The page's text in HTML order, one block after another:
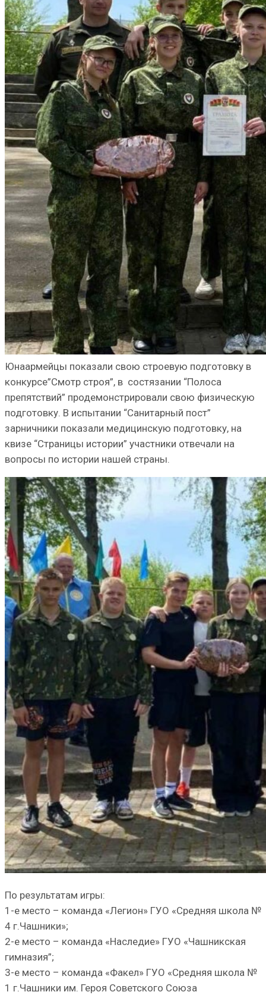
Юнаармейцы показали свою строевую подготовку в
конкурсе”Смотр строя”, в состязании “Полоса
препятствий” продемонстрировали свою физическую
подготовку. В испытании “Санитарный пост”
зарничники показали медицинскую подготовку, на
квизе “Страницы истории” участники отвечали на
вопросы по истории нашей страны.
По результатам игры:
1-е место – команда «Легион» ГУО «Средняя школа №
4 г.Чашники»;
2-е место – команда «Наследие» ГУО «Чашникская
гимназия”;
3-е место – команда «Факел» ГУО «Средняя школа №
1 г.Чашники им. Героя Советского Союза